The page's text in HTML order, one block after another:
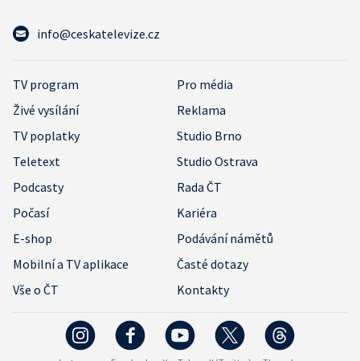
info@ceskatelevize.cz
TV program
Pro média
Živé vysílání
Reklama
TV poplatky
Studio Brno
Teletext
Studio Ostrava
Podcasty
Rada ČT
Počasí
Kariéra
E-shop
Podávání námětů
Mobilní a TV aplikace
Časté dotazy
Vše o ČT
Kontakty